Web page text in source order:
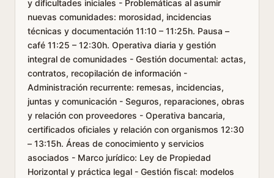
y dificultades iniciales - Problemáticas al asumir
nuevas comunidades: morosidad, incidencias
técnicas y documentación 11:10 – 11:25h. Pausa –
café 11:25 – 12:30h. Operativa diaria y gestión
integral de comunidades - Gestión documental: actas,
contratos, recopilación de información -
Administración recurrente: remesas, incidencias,
juntas y comunicación - Seguros, reparaciones, obras
y relación con proveedores - Operativa bancaria,
certificados oficiales y relación con organismos 12:30
– 13:15h. Áreas de conocimiento y servicios
asociados - Marco jurídico: Ley de Propiedad
Horizontal y práctica legal - Gestión fiscal: modelos